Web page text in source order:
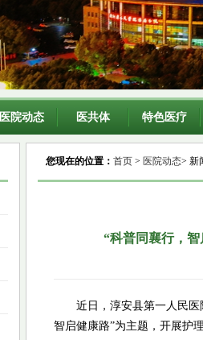
医院动态 医共体 特色医疗
您现在的位置： 首页 > 医院动态> 新
“科普同襄行，
近日，淳安县第一人民
智启健康路”为主题，开展护